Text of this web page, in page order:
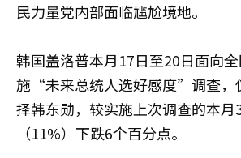
民力量党内部面临尴尬境地。
韩国盖洛普本月17日至20日面向
施“未来总统人选好感度”调查，
择韩东勋，较实施上次调查的本月
（11%）下跌6个百分点。